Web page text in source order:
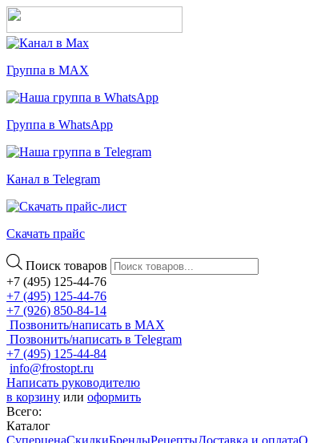
Группа в MAX
Группа в WhatsApp
Канал в Telegram
Скачать прайс
Поиск товаров
+7 (495) 125-44-76
+7 (495) 125-44-76
+7 (926) 850-84-14
Позвонить/написать в MAX
Позвонить/написать в Telegram
+7 (495) 125-44-84
info@frostopt.ru
Написать руководителю
в корзину или оформить
Всего:
Каталог
СуперценаСкидкиБрендыРецептыДоставка и оплатаО